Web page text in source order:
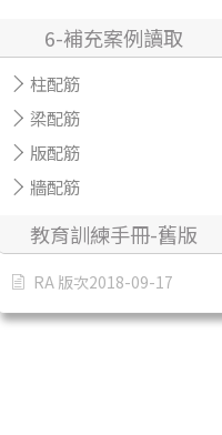
6-補充案例讀取
柱配筋
梁配筋
版配筋
牆配筋
教育訓練手冊-舊版
RA 版次2018-09-17